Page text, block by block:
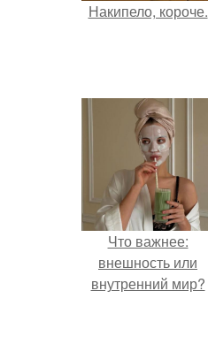
Накипело, короче.
Что важнее:
внешность или
внутренний мир?